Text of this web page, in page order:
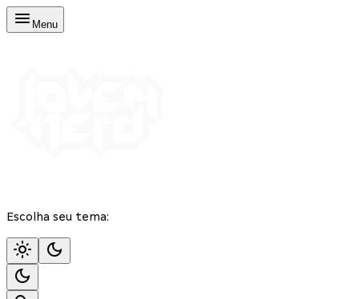
Menu
Escolha seu tema: